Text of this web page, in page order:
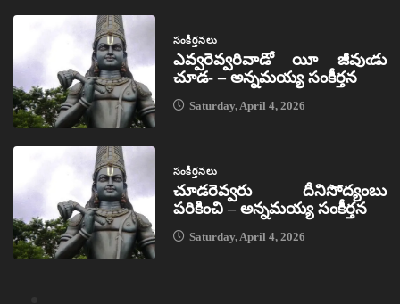
సంకీర్తనలు
ఎవ్వరెవ్వరివాడో యీ జీవుఁడు
చూడ- – అన్నమయ్య సంకీర్తన
Saturday, April 4, 2026
సంకీర్తనలు
చూడరెవ్వరు దీనిసోద్యంబు
పరికించి – అన్నమయ్య సంకీర్తన
Saturday, April 4, 2026